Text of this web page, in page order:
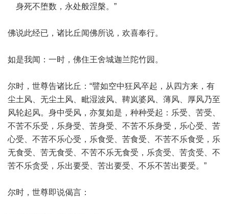
身死不堕数，永处般涅槃。”
佛说此经已，诸比丘闻佛所说，欢喜奉行。
如是我闻：一时，佛住王舍城迦兰陀竹园。
尔时，世尊告诸比丘：“譬如空中狂风卒起，从四方来，有
尘土风、无尘土风、毗湿波风、鞞岚婆风、薄风、厚风乃至
风轮起风。身中受风，亦复如是，种种受起：乐受、苦受、
不苦不乐受，乐身受、苦身受、不苦不乐身受，乐心受、苦
心受、不苦不乐心受，乐食受、苦食受、不苦不乐食受，乐
无食受、苦无食受、不苦不乐无食受，乐贪受、苦贪受、不
苦不乐贪受，乐出要受、苦出要受、不乐不苦出要受。”
尔时，世尊即说偈言：